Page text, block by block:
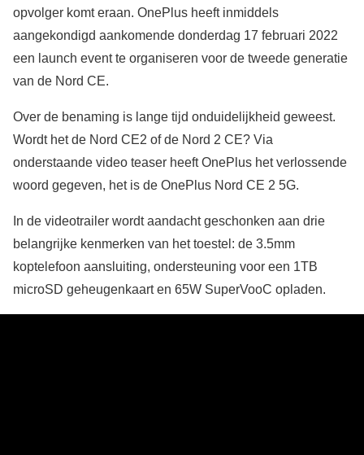
opvolger komt eraan. OnePlus heeft inmiddels
aangekondigd aankomende donderdag 17 februari 2022
een launch event te organiseren voor de tweede generatie
van de Nord CE.
Over de benaming is lange tijd onduidelijkheid geweest.
Wordt het de Nord CE2 of de Nord 2 CE? Via
onderstaande video teaser heeft OnePlus het verlossende
woord gegeven, het is de OnePlus Nord CE 2 5G.
In de videotrailer wordt aandacht geschonken aan drie
belangrijke kenmerken van het toestel: de 3.5mm
koptelefoon aansluiting, ondersteuning voor een 1TB
microSD geheugenkaart en 65W SuperVooC opladen.